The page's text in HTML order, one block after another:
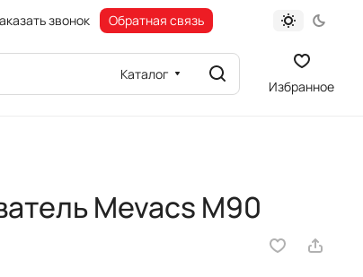
звонок Обратная связь
Каталог
Избранное
Mevacs M90